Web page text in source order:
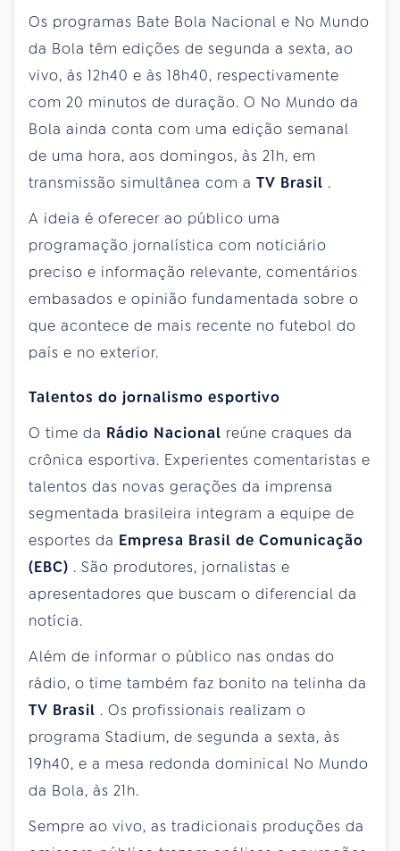
Os programas Bate Bola Nacional e No Mundo
da Bola têm edições de segunda a sexta, ao
vivo, às 12h40 e às 18h40, respectivamente
com 20 minutos de duração. O No Mundo da
Bola ainda conta com uma edição semanal
de uma hora, aos domingos, às 21h, em
transmissão simultânea com a TV Brasil .
A ideia é oferecer ao público uma
programação jornalística com noticiário
preciso e informação relevante, comentários
embasados e opinião fundamentada sobre o
que acontece de mais recente no futebol do
país e no exterior.
Talentos do jornalismo esportivo
O time da Rádio Nacional reúne craques da
crônica esportiva. Experientes comentaristas e
talentos das novas gerações da imprensa
segmentada brasileira integram a equipe de
esportes da Empresa Brasil de Comunicação
(EBC) . São produtores, jornalistas e
apresentadores que buscam o diferencial da
notícia.
Além de informar o público nas ondas do
rádio, o time também faz bonito na telinha da
TV Brasil . Os profissionais realizam o
programa Stadium, de segunda a sexta, às
19h40, e a mesa redonda dominical No Mundo
da Bola, às 21h.
Sempre ao vivo, as tradicionais produções da